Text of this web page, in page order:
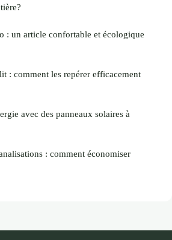
: un article confortable et écologique
: comment les repérer efficacement
avec des panneaux solaires à
: comment économiser